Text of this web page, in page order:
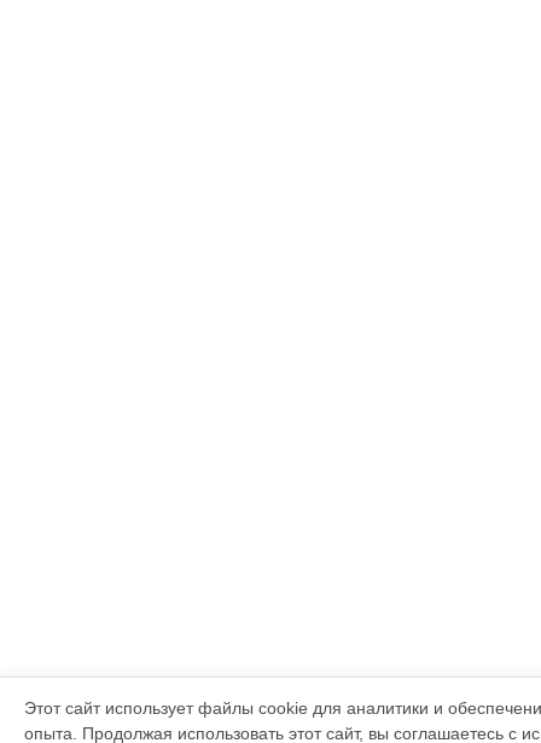
Этот сайт использует файлы cookie для аналитики и
опыта. Продолжая использовать этот сайт, вы соглашаетесь с